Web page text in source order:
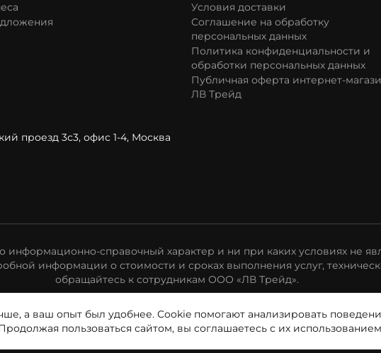
Условия доставки
Соглашение на обработку
персональных данных
Политика конфиденциальности и
обработки персональных данных
Публичная оферта интернет-
ЛВ Трейд
проезд 3с3, офис 1-4, Москва
информационно-справочный характер и ни при каких условиях не
информации о стоимости и сроках выполнения услуг,
обращайтесь к сотрудникам ООО «ЛВ Трейд».
а ваш опыт был удобнее. Cookie помогают анализировать
пользоваться сайтом, вы соглашаетесь с их